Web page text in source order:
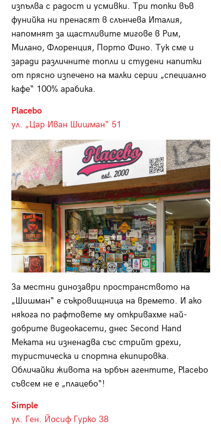
изпълва с радост и усмивки. Три топки във
фунийка ни пренасят в слънчева Италия,
напомнят за щастливите мигове в Рим,
Милано, Флоренция, Порто Фино. Тук сме и
заради различните топли и студени напитки
от прясно изпечено на малки серии „специално
кафе“ 100% арабика.
Placebo
ул. „Цар Иван Шишман“ 51
За местни динозаври пространството на
„Шишман“ е съкровищница на времето. И ако
някога по рафтовете му откривахме най-
добрите видеокасети, днес Second Hand
Меката ни изненадва със стрийт дрехи,
туристическа и спортна екипировка.
Обличайки живота на ърбън агентите, Placebo
съвсем не е „плацебо“!
Simple
ул. Ген. Йосиф Гурко 38